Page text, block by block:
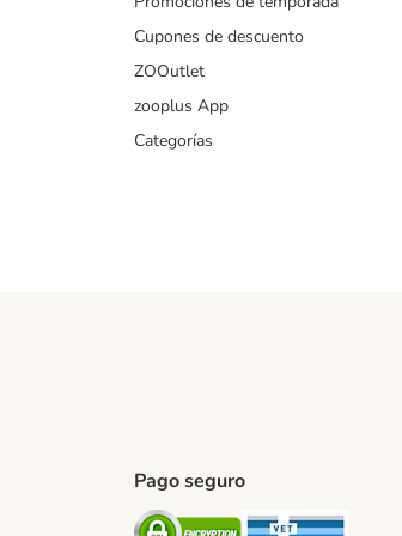
Cupones de descuento
ZOOutlet
zooplus App
Categorías
Method
Method
Shipping Method
Pago seguro
Security